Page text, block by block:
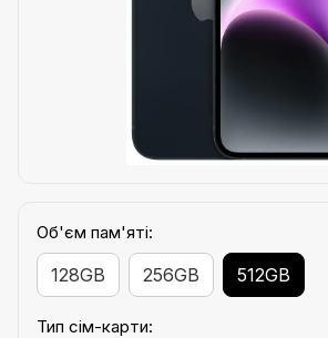
Об'єм пам'яті:
128GB 256GB 512GB
Тип сім-карти: